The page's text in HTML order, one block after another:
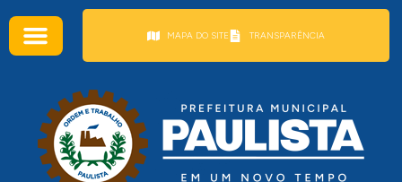
MAPA DO SITE TRANSPARÊNCIA